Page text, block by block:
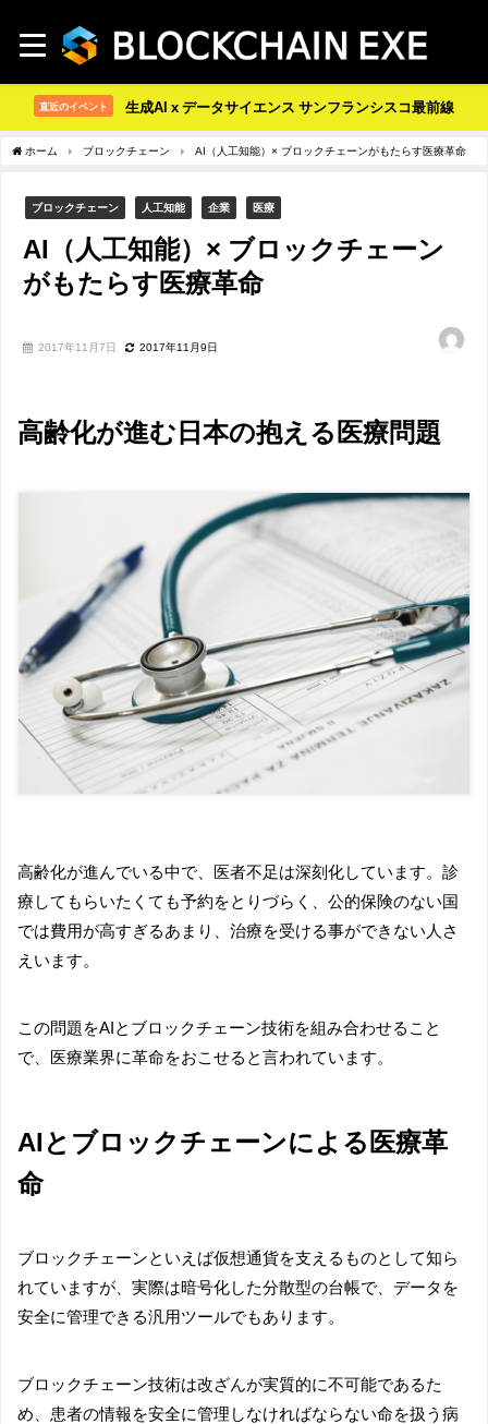
直近のイベント 生成AI x データサイエンス サンフランシスコ最前線
ホーム ブロックチェーン AI（人工知能）× ブロックチェーンがもたらす医療革命
ブロックチェーン 人工知能 企業 医療
AI（人工知能）× ブロックチェーン
がもたらす医療革命
2017年11月7日 2017年11月9日
高齢化が進む日本の抱える医療問題
高齢化が進んでいる中で、医者不足は深刻化しています。診
療してもらいたくても予約をとりづらく、公的保険のない国
では費用が高すぎるあまり、治療を受ける事ができない人さ
えいます。
この問題をAIとブロックチェーン技術を組み合わせること
で、医療業界に革命をおこせると言われています。
AIとブロックチェーンによる医療革
命
ブロックチェーンといえば仮想通貨を支えるものとして知ら
れていますが、実際は暗号化した分散型の台帳で、データを
安全に管理できる汎用ツールでもあります。
ブロックチェーン技術は改ざんが実質的に不可能であるた
め、患者の情報を安全に管理しなければならない命を扱う病